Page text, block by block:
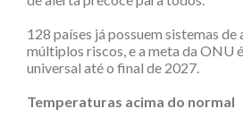
128 países já possuem sistemas
múltiplos riscos, e a meta da ONU
universal até o final de 2027.
Temperaturas acima do normal